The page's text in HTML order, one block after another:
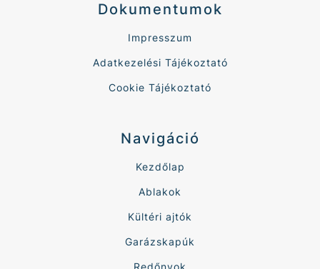
Dokumentumok
Impresszum
Adatkezelési Tájékoztató
Cookie Tájékoztató
Navigáció
Kezdőlap
Ablakok
Kültéri ajtók
Garázskapúk